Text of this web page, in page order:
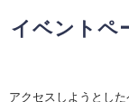
イベントペ
アクセスしようとし